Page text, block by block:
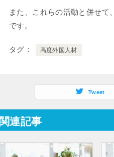
また、これらの活動と併せ
です。
タグ 高度外国人材
Tweet
関連記事